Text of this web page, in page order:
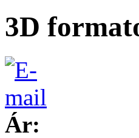
3D
Ár: